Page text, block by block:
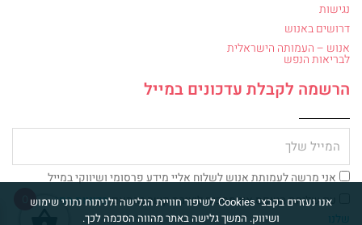
נגישות
דרושים באנוש
אנוש – העמותה הישראלית
לבריאות הנפש
הרשמה לקבלת עדכונים במייל
צ'ק אני מרשה לעמותת אנוש לשלוח אליי מידע פרסומי ושיווקי במייל
עם שליחת הטופס אני מסכים ליצירת קשר בהתאםמדיניות הפרטיות
שלנו
אנו נעזרים בקבצי Cookies לשיפור חוויית הגלישה ולניתוח נתוני שימוש
ושיווק. המשך גלישה באתר מהווה הסכמה לכך.